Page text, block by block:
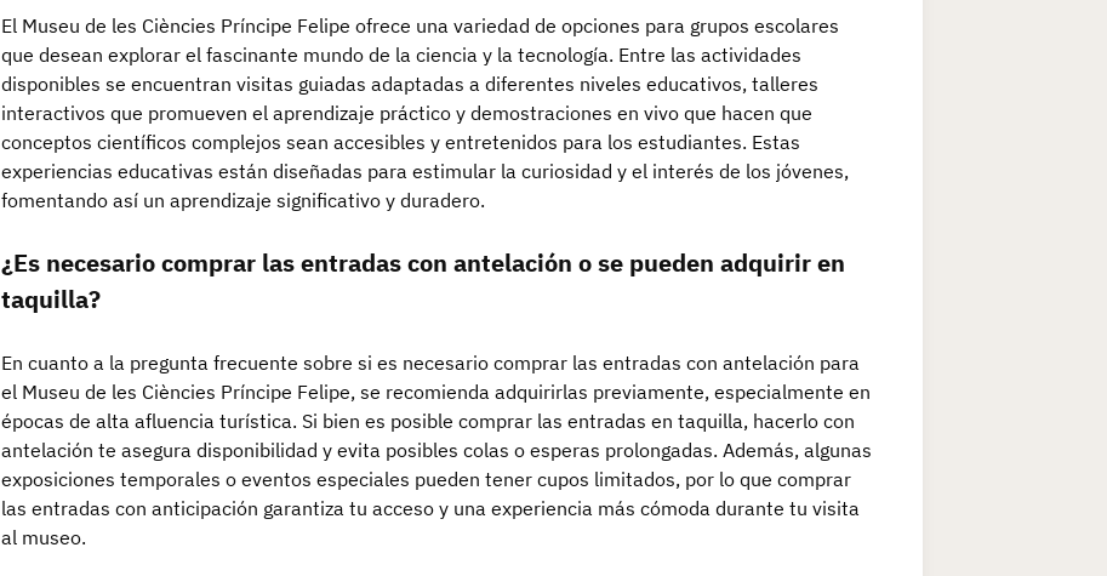
El Museu de les Ciències Príncipe Felipe ofrece una variedad de opciones para grupos escolares
que desean explorar el fascinante mundo de la ciencia y la tecnología. Entre las actividades
disponibles se encuentran visitas guiadas adaptadas a diferentes niveles educativos, talleres
interactivos que promueven el aprendizaje práctico y demostraciones en vivo que hacen que
conceptos científicos complejos sean accesibles y entretenidos para los estudiantes. Estas
experiencias educativas están diseñadas para estimular la curiosidad y el interés de los jóvenes,
fomentando así un aprendizaje significativo y duradero.
¿Es necesario comprar las entradas con antelación o se pueden adquirir en
taquilla?
En cuanto a la pregunta frecuente sobre si es necesario comprar las entradas con antelación para
el Museu de les Ciències Príncipe Felipe, se recomienda adquirirlas previamente, especialmente en
épocas de alta afluencia turística. Si bien es posible comprar las entradas en taquilla, hacerlo con
antelación te asegura disponibilidad y evita posibles colas o esperas prolongadas. Además, algunas
exposiciones temporales o eventos especiales pueden tener cupos limitados, por lo que comprar
las entradas con anticipación garantiza tu acceso y una experiencia más cómoda durante tu visita
al museo.